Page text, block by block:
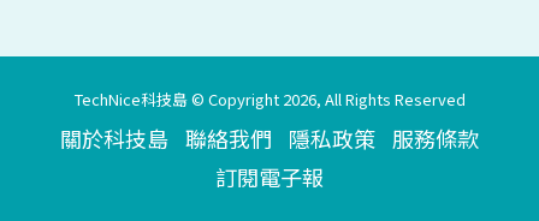
TechNice科技島 © Copyright 2026, All Rights Reserved
關於科技島 聯絡我們 隱私政策 服務條款
訂閱電子報